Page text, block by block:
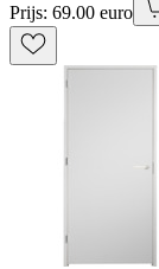
Prijs: 69.00 euro